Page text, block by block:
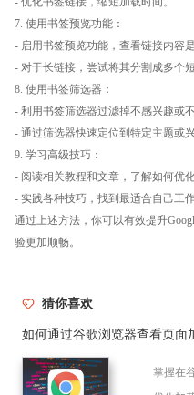
7. 使用书签预览功能：
- 启用书签预览功能，查看链接内容
- 对于长链接，尝试将其分割成多个
8. 使用书签筛选器：
- 利用书签筛选器过滤掉不感兴趣或
- 通过筛选器快速定位到特定主题或
9. 学习高级技巧：
- 阅读相关教程和文章，了解如何优
- 实践各种技巧，找到最适合自己工
通过上述方法，你可以有效提升
验更加顺畅。
猜你喜欢
如何通过谷歌浏览器查看页面
掌握在